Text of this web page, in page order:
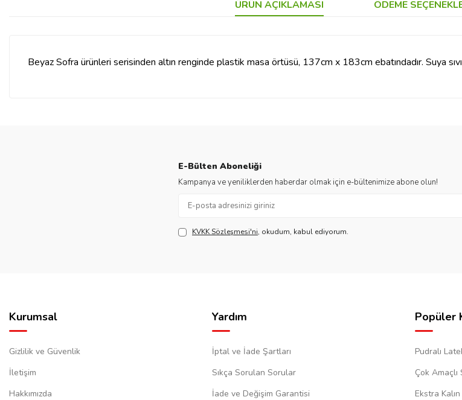
ÜRÜN AÇIKLAMASI ÖDEME
Beyaz Sofra ürünleri serisinden altın renginde plastik masa örtüsü, 137cm x 183cm ebatındadır. Suya
E-Bülten Aboneliği
Kampanya ve yeniliklerden haberdar olmak için e-bültenimize abone olun!
KVKK Sözleşmesi'ni, okudum, kabul ediyorum.
Kurumsal
Gizlilik ve Güvenlik
İletişim
Hakkımızda
Yardım
İptal ve İade Şartları
Sıkça Sorulan Sorular
İade ve Değişim Garantisi
Popüler
Pudralı
Çok
Ekstra